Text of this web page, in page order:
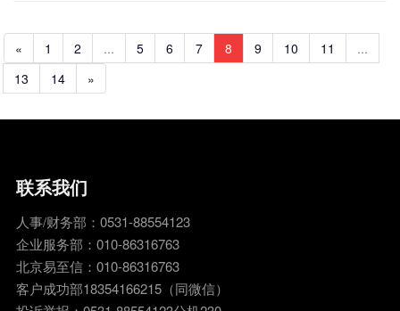
« 1 2 ... 5 6 7 8 9 10 11
...
13
14 »
联系我们
人事/财务部：0531-88554123
企业服务部：010-86316763
北京易至信：010-86316763
客户成功部18354166215（同微信）